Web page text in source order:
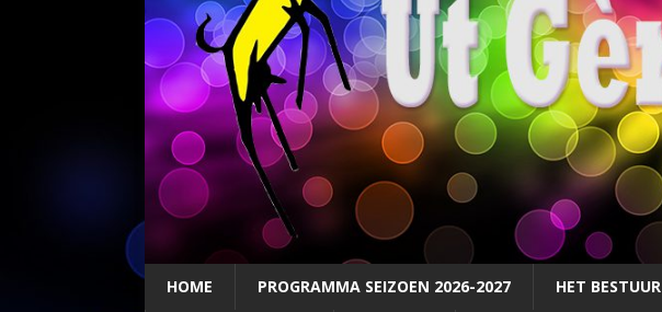
HOME PROGRAMMA SEIZOEN 2026-2027 HET BESTUUR